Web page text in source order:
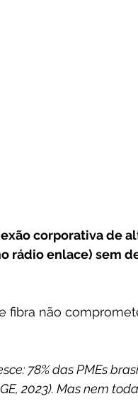
corporativa de
rádio enlace) sem
fibra não
78% das PMEs
2023). Mas nem